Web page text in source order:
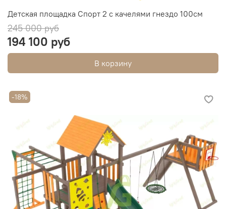
Детская площадка Спорт 2 с качелями гнездо 100см
245 000 руб
194 100 руб
В корзину
-18%